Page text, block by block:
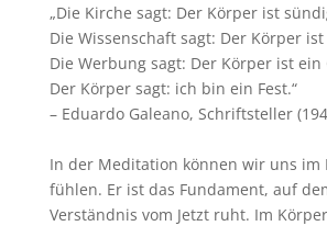
„Die Kirche sagt: Der Körper ist
Die Wissenschaft sagt: Der Körper
Die Werbung sagt: Der Körper ist ein
Der Körper sagt: ich bin ein Fest.“
– Eduardo Galeano, Schriftsteller
In der Meditation können wir uns im
fühlen. Er ist das Fundament, auf
Verständnis vom Jetzt ruht. Im